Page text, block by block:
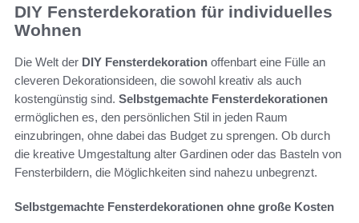
DIY Fensterdekoration für individuelles
Wohnen
Die Welt der DIY Fensterdekoration offenbart eine Fülle an
cleveren Dekorationsideen, die sowohl kreativ als auch
kostengünstig sind. Selbstgemachte Fensterdekorationen
ermöglichen es, den persönlichen Stil in jeden Raum
einzubringen, ohne dabei das Budget zu sprengen. Ob durch
die kreative Umgestaltung alter Gardinen oder das Basteln von
Fensterbildern, die Möglichkeiten sind nahezu unbegrenzt.
Selbstgemachte Fensterdekorationen ohne große Kosten